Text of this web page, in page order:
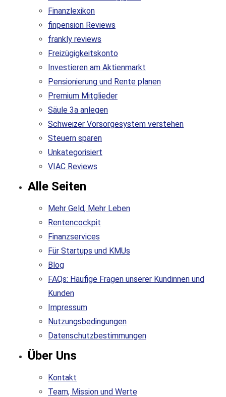
Finanzlexikon
finpension Reviews
frankly reviews
Freizügigkeitskonto
Investieren am Aktienmarkt
Pensionierung und Rente planen
Premium Mitglieder
Säule 3a anlegen
Schweizer Vorsorgesystem verstehen
Steuern sparen
Unkategorisiert
VIAC Reviews
Alle Seiten
Mehr Geld, Mehr Leben
Rentencockpit
Finanzservices
Für Startups und KMUs
Blog
FAQs: Häufige Fragen unserer Kundinnen und
Kunden
Impressum
Nutzungsbedingungen
Datenschutzbestimmungen
Über Uns
Kontakt
Team, Mission und Werte